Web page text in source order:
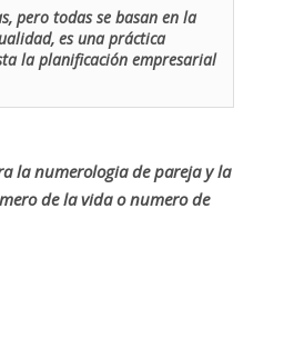
pero todas se basan en la
es una práctica
la planificación empresarial
la numerologia de pareja y la
de la vida o numero de